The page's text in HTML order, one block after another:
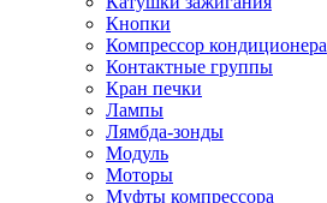
Кнопки
Компрессор кондиционера
Контактные группы
Кран печки
Лампы
Лямбда-зонды
Модуль
Моторы
Муфты компрессора